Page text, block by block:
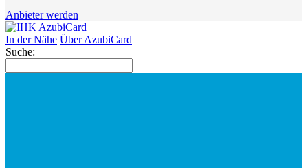
Anbieter werden
In der Nähe Über AzubiCard
Suche: